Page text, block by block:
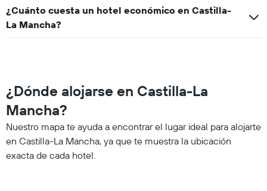
¿Cuánto cuesta un hotel económico en Castilla-
La Mancha?
¿Dónde alojarse en Castilla-La
Mancha?
Nuestro mapa te ayuda a encontrar el lugar ideal para alojarte
en Castilla-La Mancha, ya que te muestra la ubicación
exacta de cada hotel.